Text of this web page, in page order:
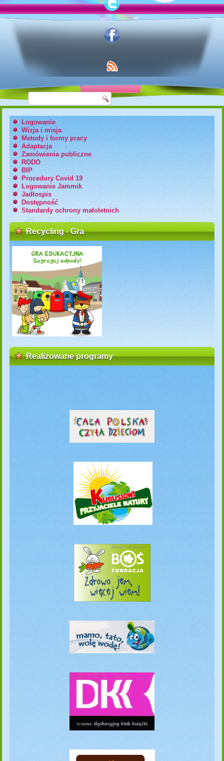
Logowanie
Wizja i misja
Metody i formy pracy
Adaptacja
Zamówienia publiczne
RODO
BIP
Procedury Covid 19
Logowanie Jammik
Jadłospis
Dostępność
Standardy ochrony małoletnich
Recycling - Gra
Realizowane programy